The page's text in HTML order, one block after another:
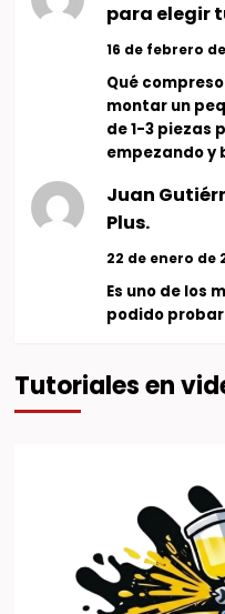
para elegir
16 de febrero
Qué
montar un
de 1-3 piezas
empezando y
Juan
Plus.
22 de enero de
Es uno de los
podido
Tutoriales en